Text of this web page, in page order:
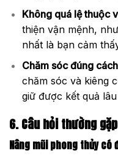
Không quá lệ thuộc
thiện vận mệnh,
nhất là bạn cảm
Chăm sóc đúng
chăm sóc và kiêng
giữ được kết quả lâu
6. Câu hỏi thường
Nâng mũi phong thủy có